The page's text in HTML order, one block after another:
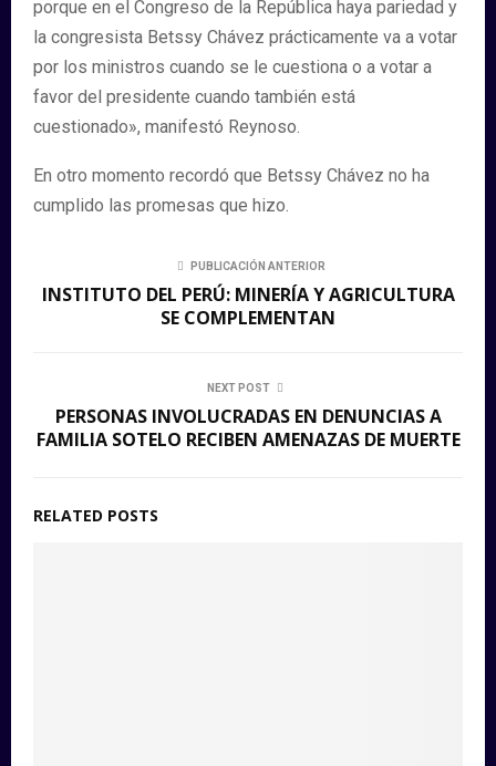
porque en el Congreso de la República haya pariedad y
la congresista Betssy Chávez prácticamente va a votar
por los ministros cuando se le cuestiona o a votar a
favor del presidente cuando también está
cuestionado», manifestó Reynoso.
En otro momento recordó que Betssy Chávez no ha
cumplido las promesas que hizo.
PUBLICACIÓN ANTERIOR
INSTITUTO DEL PERÚ: MINERÍA Y AGRICULTURA
SE COMPLEMENTAN
NEXT POST
PERSONAS INVOLUCRADAS EN DENUNCIAS A
FAMILIA SOTELO RECIBEN AMENAZAS DE MUERTE
RELATED POSTS